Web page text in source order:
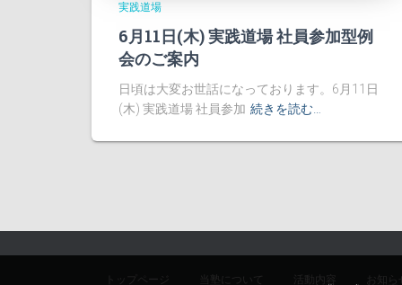
実践道場
6月11日(木) 実践道場 社員参加型例
会のご案内
日頃は大変お世話になっております。6月11日
(木) 実践道場 社員参加 続きを読む…
トップページ 当塾について 活動内容 お知